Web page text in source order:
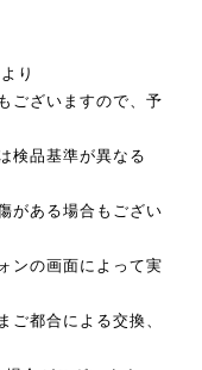
り
ございますので、予
検品基準が異なる
がある場合もござい
ンの画面によって実
ご都合による交換、